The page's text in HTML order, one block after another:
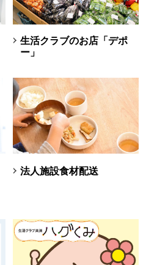
生活クラブのお店「デポ
ー」
法人施設食材配送